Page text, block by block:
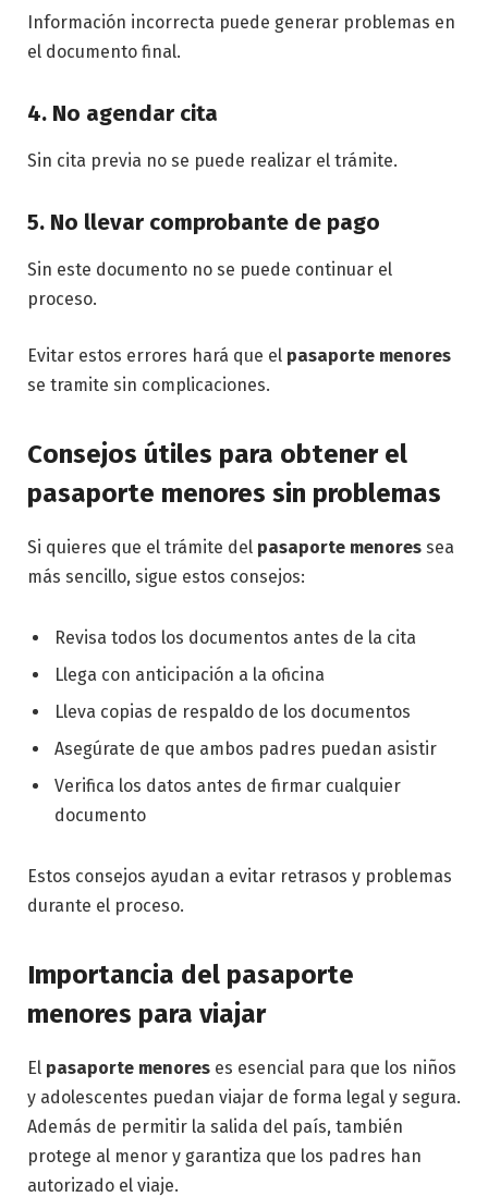
Información incorrecta puede generar problemas en
el documento final.
4. No agendar cita
Sin cita previa no se puede realizar el trámite.
5. No llevar comprobante de pago
Sin este documento no se puede continuar el
proceso.
Evitar estos errores hará que el pasaporte menores
se tramite sin complicaciones.
Consejos útiles para obtener el
pasaporte menores sin problemas
Si quieres que el trámite del pasaporte menores sea
más sencillo, sigue estos consejos:
Revisa todos los documentos antes de la cita
Llega con anticipación a la oficina
Lleva copias de respaldo de los documentos
Asegúrate de que ambos padres puedan asistir
Verifica los datos antes de firmar cualquier
documento
Estos consejos ayudan a evitar retrasos y problemas
durante el proceso.
Importancia del pasaporte
menores para viajar
El pasaporte menores es esencial para que los niños
y adolescentes puedan viajar de forma legal y segura.
Además de permitir la salida del país, también
protege al menor y garantiza que los padres han
autorizado el viaje.